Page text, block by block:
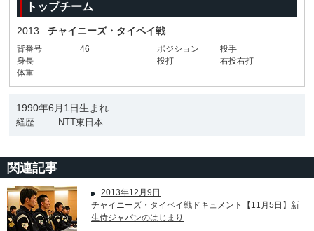
トップチーム
2013 チャイニーズ・タイペイ戦
背番号 46 ポジション
投手
身長
投打
右投右打
体重
1990年6月1日生まれ
経歴 NTT東日本
関連記事
2013年12月9日
チャイニーズ・タイペイ戦ドキュメント【11月5日】新
生侍ジャパンのはじまり